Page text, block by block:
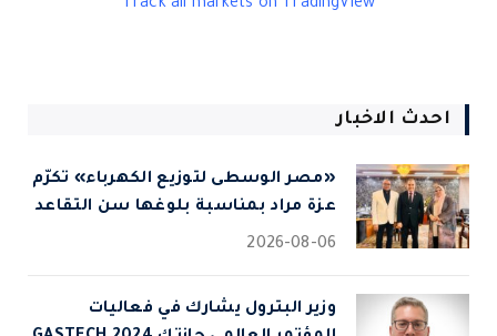
Track all markets on TradingView
احدث الاخبار
«مصر الوسطى لتوزيع الكهرباء» تكرّم
عزة مراد بمناسبة بلوغها سن التقاعد
2026-08-06
وزير البترول يشارك في فعاليات